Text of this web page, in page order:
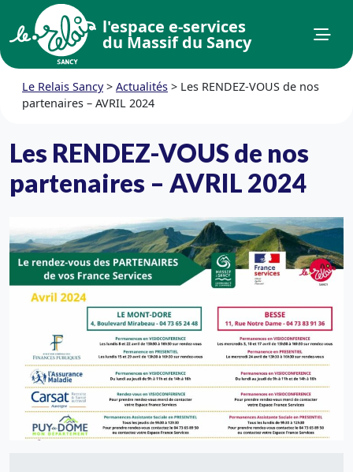
l'espace e-services
du Massif du Sancy
Le Relais Sancy> Actualités > Les RENDEZ-VOUS de nos
partenaires – AVRIL 2024
Les RENDEZ-VOUS de nos
partenaires – AVRIL 2024